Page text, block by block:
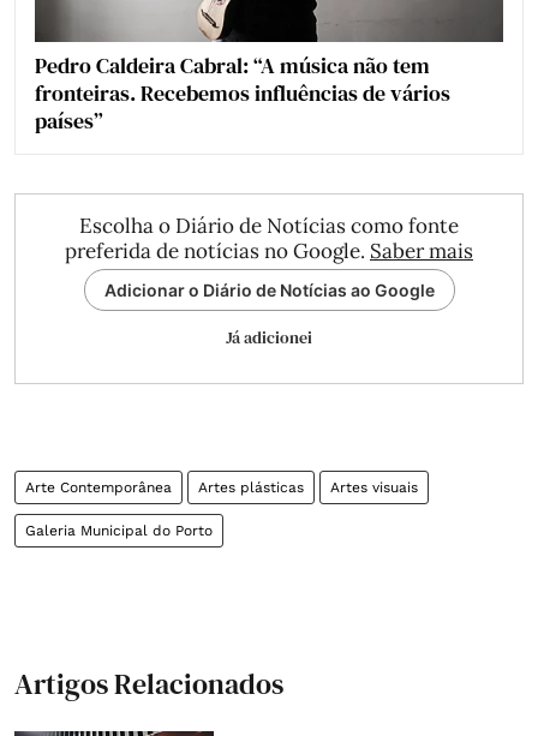
Pedro Caldeira Cabral: “A música não tem
fronteiras. Recebemos influências de vários
países”
Escolha o Diário de Notícias como fonte
preferida de notícias no Google. Saber mais
Adicionar o Diário de Notícias ao Google
Já adicionei
Arte Contemporânea Artes plásticas Artes visuais
Galeria Municipal do Porto
Artigos Relacionados